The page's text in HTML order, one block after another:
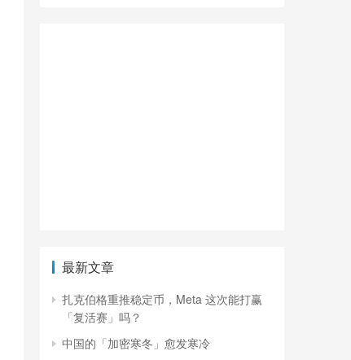
最新文章
扎克伯格重推稳定币，Meta 这次能打赢
「复活赛」吗？
中国的「加密寒冬」愈发寒冷